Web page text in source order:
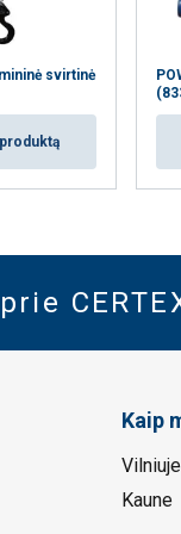
svirtinė
Kaip
Vilniuje
Kaune